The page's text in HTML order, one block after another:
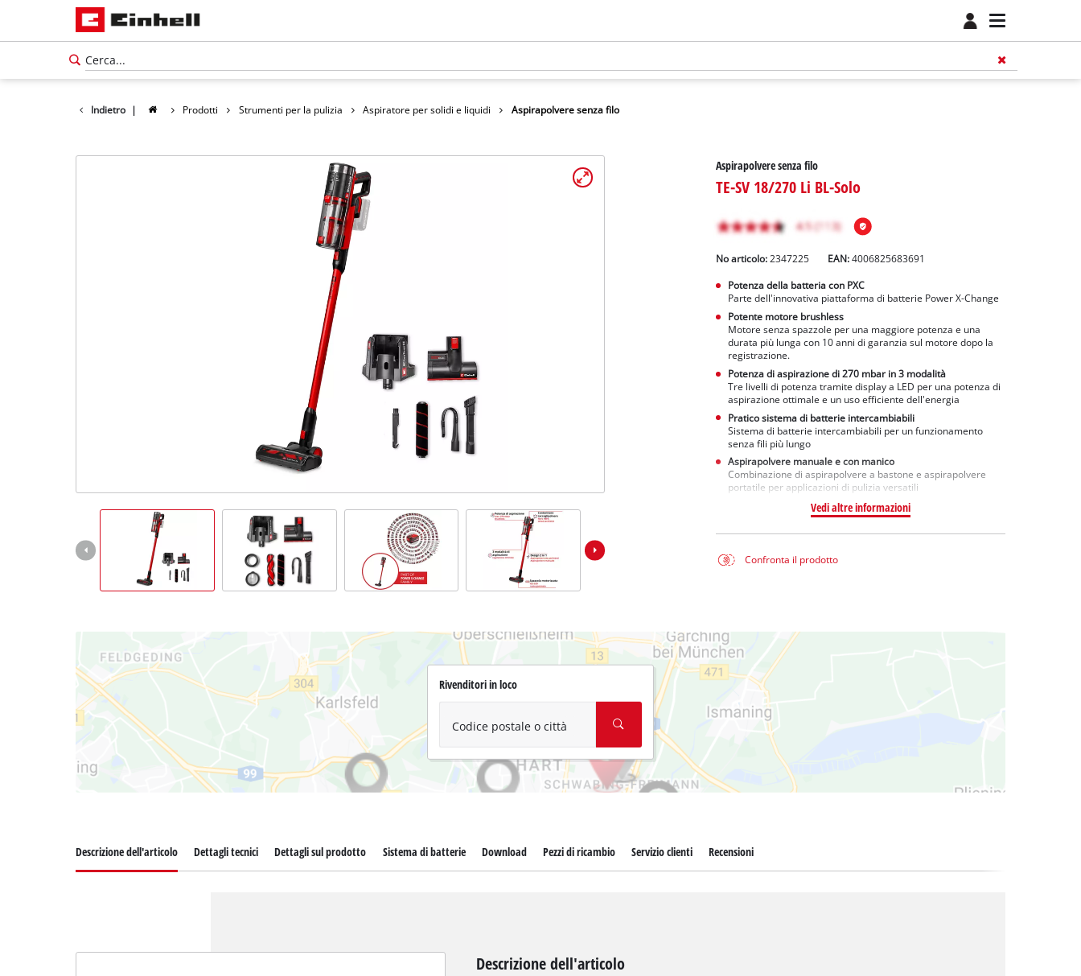
Indietro | Prodotti Strumenti per la pulizia Aspiratore per solidi e liquidi Aspirapolvere senza filo
Aspirapolvere senza filo
TE-SV 18/270 Li BL-Solo
No articolo: 2347225 EAN:4006825683691
Potenza della batteria con PXC
Parte dell'innovativa piattaforma di batterie Power X-Change
Potente motore brushless
Motore senza spazzole per una maggiore potenza e una
durata più lunga con 10 anni di garanzia sul motore dopo la
registrazione.
Potenza di aspirazione di 270 mbar in 3 modalità
Tre livelli di potenza tramite display a LED per una potenza di
aspirazione ottimale e un uso efficiente dell'energia
Pratico sistema di batterie intercambiabili
Sistema di batterie intercambiabili per un funzionamento
senza fili più lungo
Aspirapolvere manuale e con manico
Combinazione di aspirapolvere a bastone e aspirapolvere
portatile per applicazioni di pulizia versatili
Vedi altre informazioni
Confronta il prodotto
Rivenditori in loco
Codice postale o città
Descrizione dell'articolo Dettagli tecnici Dettagli sul prodotto Sistema di batterie Download Pezzi di ricambio Servizio clienti Recensioni
Descrizione dell'articolo